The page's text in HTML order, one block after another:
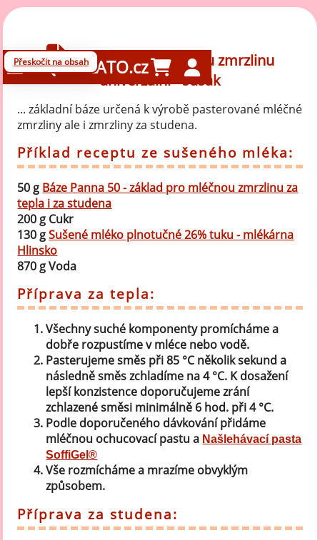
Přeskočit na obsahGELATO.cz
Báze 50 pro mléčnou zmrzlinu
univerzální - sušák
... základní báze určená k výrobě pasterované mléčné
zmrzliny ale i zmrzliny za studena.
Příklad receptu ze sušeného mléka:
50 g Báze Panna 50 - základ pro mléčnou zmrzlinu za
tepla i za studena
200 g Cukr
130 gSušené mléko plnotučné 26% tuku - mlékárna
Hlinsko
870 g Voda
Příprava za tepla:
Všechny suché komponenty promícháme a
dobře rozpustíme v mléce nebo vodě.
Pasterujeme směs při 85 °C několik sekund a
následně směs zchladíme na 4 °C. K dosažení
lepší konzistence doporučujeme zrání
zchlazené směsi minimálně 6 hod. při 4 °C.
Podle doporučeného dávkování přidáme
mléčnou ochucovací pastu a Našlehávací pasta
SoffiGel®
Vše rozmícháme a mrazíme obvyklým
způsobem.
Příprava za studena: